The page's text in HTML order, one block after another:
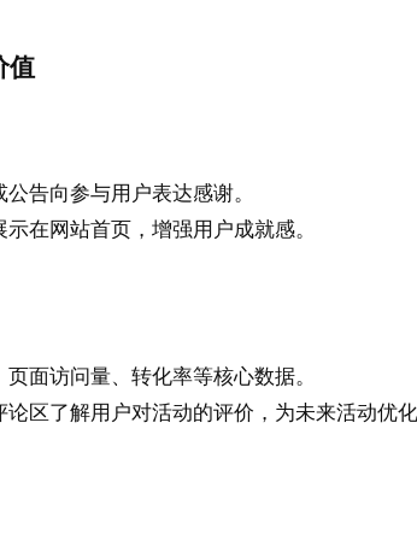
值
告向参与用户表达感谢。
在网站首页，增强用户成就感。
面访问量、转化率等核心数据。
区了解用户对活动的评价，为未来活动优化